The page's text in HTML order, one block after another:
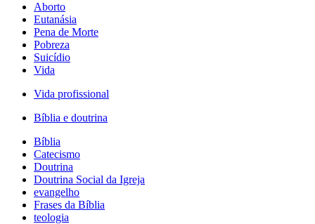
Aborto
Eutanásia
Pena de Morte
Pobreza
Suicídio
Vida
Vida profissional
Bíblia e doutrina
Bíblia
Catecismo
Doutrina
Doutrina Social da Igreja
evangelho
Frases da Bíblia
teologia